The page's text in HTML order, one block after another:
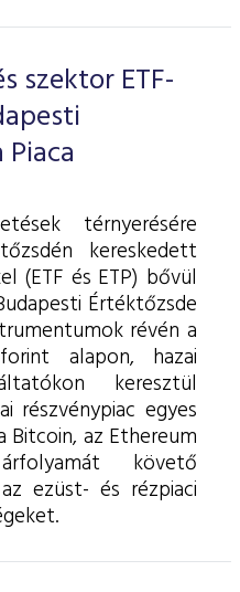
szektor ETF-
térnyerésére
kereskedett
(ETF és ETP) bővül
Értéktőzsde
révén a
alapon, hazai
keresztül
részvénypiac egyes
az Ethereum
követő
ezüst- és rézpiaci